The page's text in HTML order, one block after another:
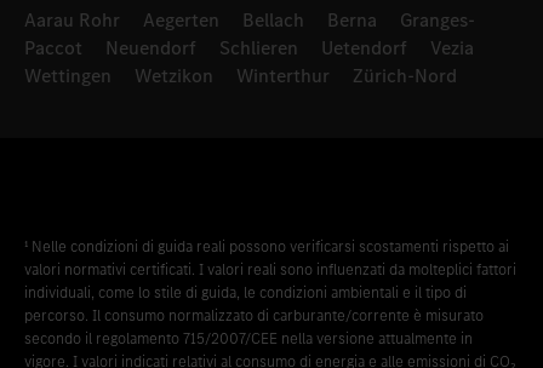
Aarau Rohr Aegerten Bellach Berna
Granges-
Paccot
Neuendorf Schlieren Uetendorf
Vezia
Wettingen
Wetzikon Winterthur Zürich-Nord
¹ Nelle condizioni di guida reali possono verificarsi scostamenti rispetto ai
valori normativi certificati. I valori reali sono influenzati da molteplici fattori
individuali, come lo stile di guida, le condizioni ambientali e il tipo di
percorso. Il consumo normalizzato di carburante/corrente è misurato
secondo il regolamento 715/2007/CEE nella versione attualmente in
vigore. I valori indicati relativi al consumo di energia e alle emissioni di CO₂